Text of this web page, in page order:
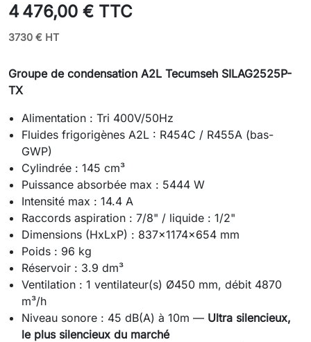
4 476,00 € TTC
3730 € HT
Groupe de condensation A2L Tecumseh SILAG2525P-
TX
Alimentation : Tri 400V/50Hz
Fluides frigorigènes A2L : R454C / R455A (bas-
GWP)
Cylindrée : 145 cm³
Puissance absorbée max : 5444 W
Intensité max : 14.4 A
Raccords aspiration : 7/8" / liquide : 1/2"
Dimensions (HxLxP) : 837x1174x654 mm
Poids : 96 kg
Réservoir : 3.9 dm³
Ventilation : 1 ventilateur(s) Ø450 mm, débit 4870
m³/h
Niveau sonore : 45 dB(A) à 10m — Ultra silencieux,
le plus silencieux du marché